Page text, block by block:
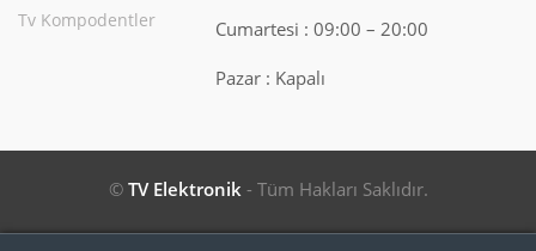
Tv Kompodentler
Cumartesi : 09:00 – 20:00
Pazar : Kapalı
© TV Elektronik - Tüm Hakları Saklıdır.